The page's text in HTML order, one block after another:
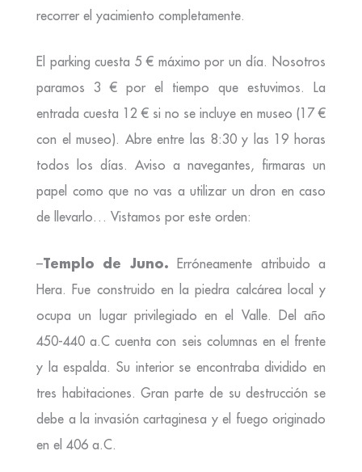
recorrer el yacimiento completamente.
El parking cuesta 5 € máximo por un día. Nosotros
paramos 3 € por el tiempo que estuvimos. La
entrada cuesta 12 € si no se incluye en museo (17 €
con el museo). Abre entre las 8:30 y las 19 horas
todos los días. Aviso a navegantes, firmaras un
papel como que no vas a utilizar un dron en caso
de llevarlo… Vistamos por este orden:
–Templo de Juno. Erróneamente atribuido a
Hera. Fue construido en la piedra calcárea local y
ocupa un lugar privilegiado en el Valle. Del año
450-440 a.C cuenta con seis columnas en el frente
y la espalda. Su interior se encontraba dividido en
tres habitaciones. Gran parte de su destrucción se
debe a la invasión cartaginesa y el fuego originado
en el 406 a.C.